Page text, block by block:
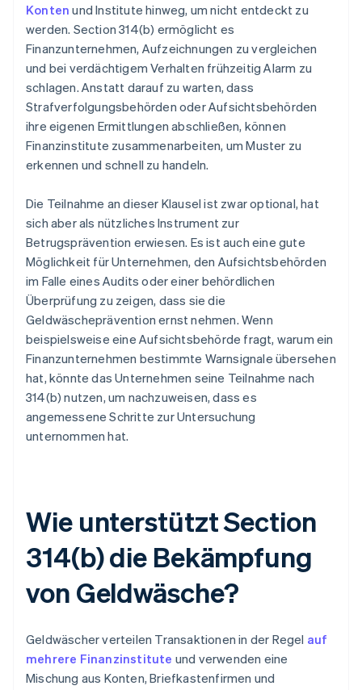
Konten und Institute hinweg, um nicht entdeckt zu
werden. Section 314(b) ermöglicht es
Finanzunternehmen, Aufzeichnungen zu vergleichen
und bei verdächtigem Verhalten frühzeitig Alarm zu
schlagen. Anstatt darauf zu warten, dass
Strafverfolgungsbehörden oder Aufsichtsbehörden
ihre eigenen Ermittlungen abschließen, können
Finanzinstitute zusammenarbeiten, um Muster zu
erkennen und schnell zu handeln.
Die Teilnahme an dieser Klausel ist zwar optional, hat
sich aber als nützliches Instrument zur
Betrugsprävention erwiesen. Es ist auch eine gute
Möglichkeit für Unternehmen, den Aufsichtsbehörden
im Falle eines Audits oder einer behördlichen
Überprüfung zu zeigen, dass sie die
Geldwäscheprävention ernst nehmen. Wenn
beispielsweise eine Aufsichtsbehörde fragt, warum ein
Finanzunternehmen bestimmte Warnsignale übersehen
hat, könnte das Unternehmen seine Teilnahme nach
314(b) nutzen, um nachzuweisen, dass es
angemessene Schritte zur Untersuchung
unternommen hat.
Wie unterstützt Section
314(b) die Bekämpfung
von Geldwäsche?
Geldwäscher verteilen Transaktionen in der Regel auf
mehrere Finanzinstitute und verwenden eine
Mischung aus Konten, Briefkastenfirmen und